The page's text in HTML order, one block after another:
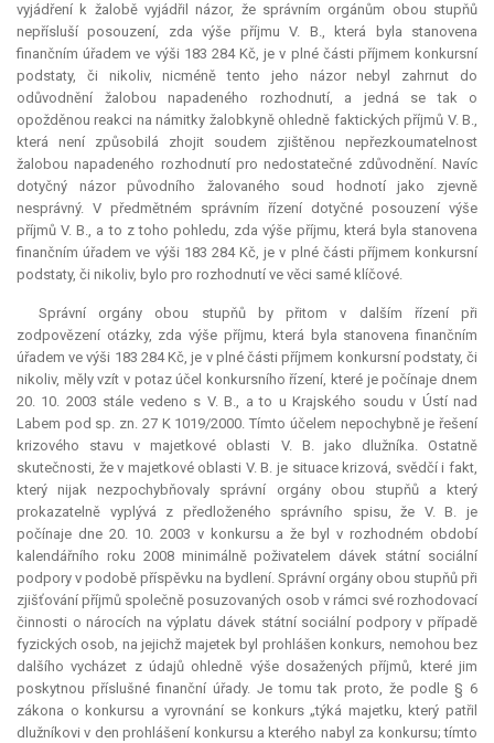
vyjádření k žalobě vyjádřil názor, že správním orgánům obou stupňů
nepřísluší posouzení, zda výše příjmu V. B., která byla stanovena
finančním úřadem ve výši 183 284 Kč, je v plné části příjmem konkursní
podstaty, či nikoliv, nicméně tento jeho názor nebyl zahrnut do
odůvodnění žalobou napadeného rozhodnutí, a jedná se tak o
opožděnou reakci na námitky žalobkyně ohledně faktických příjmů V. B.,
která není způsobilá zhojit soudem zjištěnou nepřezkoumatelnost
žalobou napadeného rozhodnutí pro nedostatečné zdůvodnění. Navíc
dotyčný názor původního žalovaného soud hodnotí jako zjevně
nesprávný. V předmětném správním řízení dotyčné posouzení výše
příjmů V. B., a to z toho pohledu, zda výše příjmu, která byla stanovena
finančním úřadem ve výši 183 284 Kč, je v plné části příjmem konkursní
podstaty, či nikoliv, bylo pro rozhodnutí ve věci samé klíčové.
Správní orgány obou stupňů by přitom v dalším řízení při
zodpovězení otázky, zda výše příjmu, která byla stanovena finančním
úřadem ve výši 183 284 Kč, je v plné části příjmem konkursní podstaty, či
nikoliv, měly vzít v potaz účel konkursního řízení, které je počínaje dnem
20. 10. 2003 stále vedeno s V. B., a to u Krajského soudu v Ústí nad
Labem pod sp. zn. 27 K 1019/2000. Tímto účelem nepochybně je řešení
krizového stavu v majetkové oblasti V. B. jako dlužníka. Ostatně
skutečnosti, že v majetkové oblasti V. B. je situace krizová, svědčí i fakt,
který nijak nezpochybňovaly správní orgány obou stupňů a který
prokazatelně vyplývá z předloženého správního spisu, že V. B. je
počínaje dne 20. 10. 2003 v konkursu a že byl v rozhodném období
kalendářního roku 2008 minimálně poživatelem dávek státní sociální
podpory v podobě příspěvku na bydlení. Správní orgány obou stupňů při
zjišťování příjmů společně posuzovaných osob v rámci své rozhodovací
činnosti o nárocích na výplatu dávek státní sociální podpory v případě
fyzických osob, na jejichž majetek byl prohlášen konkurs, nemohou bez
dalšího vycházet z údajů ohledně výše dosažených příjmů, které jim
poskytnou příslušné finanční úřady. Je tomu tak proto, že podle § 6
zákona o konkursu a vyrovnání se konkurs „týká majetku, který patřil
dlužníkovi v den prohlášení konkursu a kterého nabyl za konkursu; tímto